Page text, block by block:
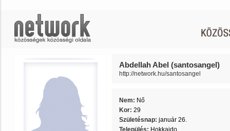
Abdellah Abel (santosangel)
http://network.hu/santosangel
Nem: Nő
Kor: 29
Születésnap: január 26.
Település: Hokkaido